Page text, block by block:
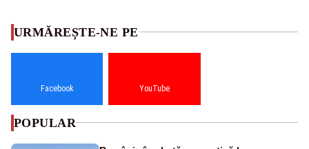
URMĂREȘTE-NE PE
Facebook YouTube
POPULAR